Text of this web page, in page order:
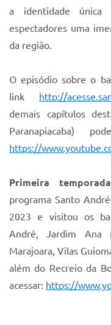
a identidade única
espectadores uma
da região.
O episódio sobre o
link http://
demais capítulos
Paranapiacaba)
https://
Primeira
programa Santo
2023 e visitou os
André, Jardim Ana
Marajoara, Vilas
além do Recreio da
acessar: https://